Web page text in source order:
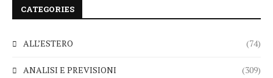
CATEGORIES
ALL’ESTERO (74)
ANALISI E PREVISIONI (309)